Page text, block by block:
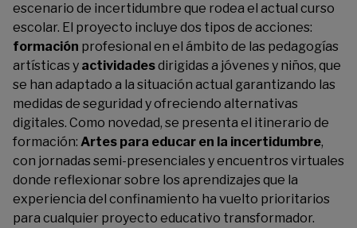
escenario de incertidumbre que rodea el actual curso
escolar. El proyecto incluye dos tipos de acciones:
formación profesional en el ámbito de las pedagogías
artísticas y actividadesdirigidas a jóvenes y niños, que
se han adaptado a la situación actual garantizando las
medidas de seguridad y ofreciendo alternativas
digitales. Como novedad, se presenta el itinerario de
formación: Artes para educar en la incertidumbre,
con jornadas semi-presenciales y encuentros virtuales
donde reflexionar sobre los aprendizajes que la
experiencia del confinamiento ha vuelto prioritarios
para cualquier proyecto educativo transformador.